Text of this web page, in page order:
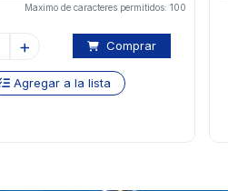
Maximo de caracteres permitidos: 100
Comprar
Agregar a la lista